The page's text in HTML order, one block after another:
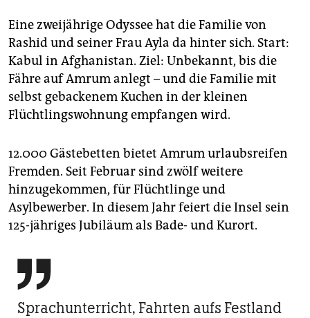
Eine zweijährige Odyssee hat die Familie von
Rashid und seiner Frau Ayla da hinter sich. Start:
Kabul in Afghanistan. Ziel: Unbekannt, bis die
Fähre auf Amrum anlegt – und die Familie mit
selbst gebackenem Kuchen in der kleinen
Flüchtlingswohnung empfangen wird.
12.000 Gästebetten bietet Amrum urlaubsreifen
Fremden. Seit Februar sind zwölf weitere
hinzugekommen, für Flüchtlinge und
Asylbewerber. In diesem Jahr feiert die Insel sein
125-jähriges Jubiläum als Bade- und Kurort.

Sprachunterricht, Fahrten aufs Festland